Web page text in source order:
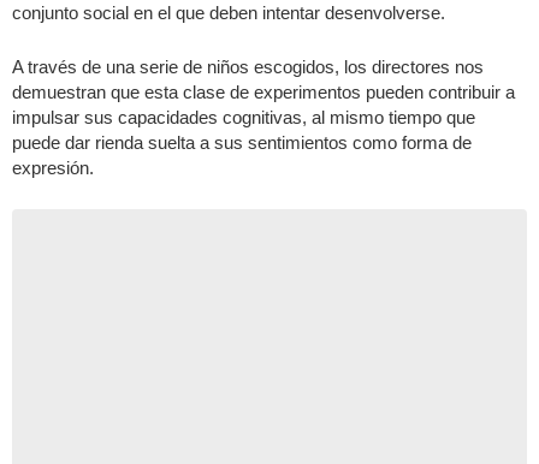
conjunto social en el que deben intentar desenvolverse.
A través de una serie de niños escogidos, los directores nos
demuestran que esta clase de experimentos pueden contribuir a
impulsar sus capacidades cognitivas, al mismo tiempo que
puede dar rienda suelta a sus sentimientos como forma de
expresión.